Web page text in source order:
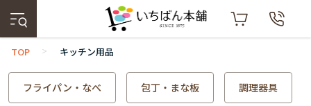
TOP キッチン用品
フライパン・なべ 包丁・まな板 調理器具